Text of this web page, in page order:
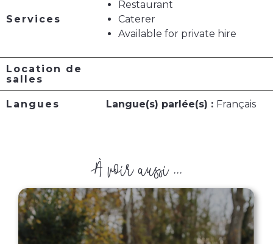
Services
Restaurant
Caterer
Available for private hire
Location de
salles
Langues Langue(s) parlée(s) : Français
À voir aussi ...